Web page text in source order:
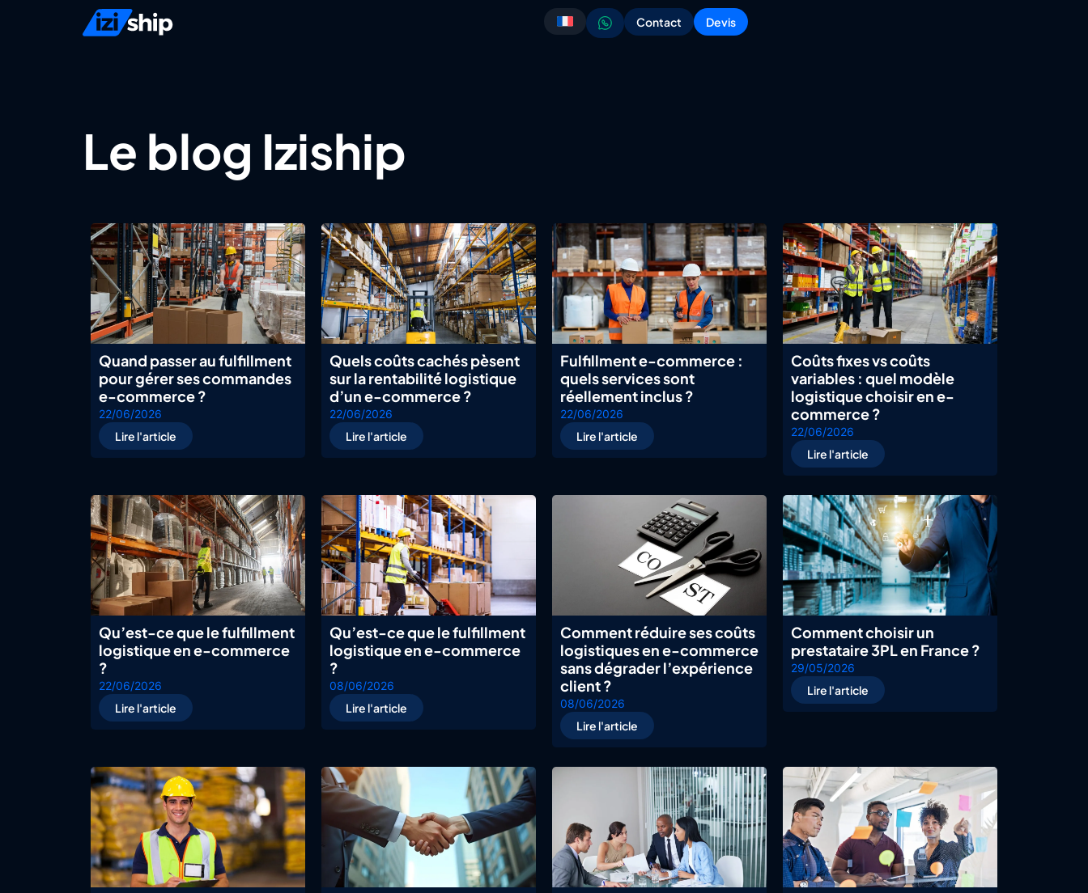
Contact Devis
Le blog Iziship
Quand passer au fulfillment
pour gérer ses commandes
e-commerce ?
22/06/2026
Lire l'article
Quels coûts cachés pèsent
sur la rentabilité logistique
d’un e-commerce ?
22/06/2026
Lire l'article
Fulfillment e-commerce :
quels services sont
réellement inclus ?
22/06/2026
Lire l'article
Coûts fixes vs coûts
variables : quel modèle
logistique choisir en e-
commerce ?
22/06/2026
Lire l'article
Qu’est-ce que le fulfillment
logistique en e-commerce
?
22/06/2026
Lire l'article
Qu’est-ce que le fulfillment
logistique en e-commerce
?
08/06/2026
Lire l'article
Comment réduire ses coûts
logistiques en e-commerce
sans dégrader l’expérience
client ?
08/06/2026
Lire l'article
Comment choisir un
prestataire 3PL en France ?
29/05/2026
Lire l'article